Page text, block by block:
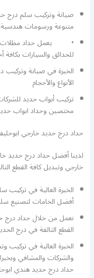
صيانة وتركيب سلم درج
متنوعة ورسومات هندسية.
• يعمل حداد مظلات
للحدائق والسيارات بكافة
الخبرة في صيانة وتركيب
الأنواع والأحجام
تركيب أبواب حديد
مختصين وحداد ابواب
حداد درج حديد خارجي
لدينا أفضل حداد درج حديد
خارجي وتبديل كافة القطع
الخبرة العالية في
أفضل الخامات لتصنيع
نعمل من خلال حداد درج
القطع التالفة في درج
الخبرة العالية في
والشركات والمشافي
حداد درج حديد هندي